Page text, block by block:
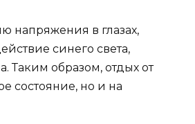
напряжения в глазах,
синего света,
Таким образом, отдых от
состояние, но и на